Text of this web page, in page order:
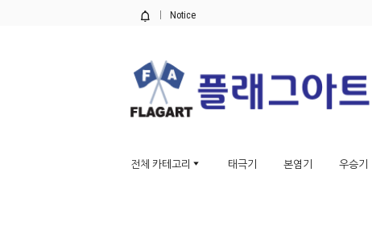
Notice
전체 카테고리 태극기 본염기 우승기